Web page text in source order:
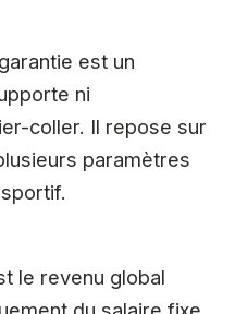
est un
ni
coller. Il repose sur
paramètres
le revenu global
du salaire fixe